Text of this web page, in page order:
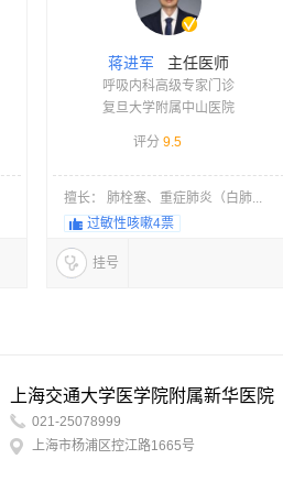
蒋进军 主任医师
呼吸内科高级专家门诊
复旦大学附属中山医院
评分 9.5
擅长： 肺栓塞、重症肺炎（白肺...
过敏性咳嗽4票
挂号
上海交通大学医学院附属新华医院
021-25078999
上海市杨浦区控江路1665号